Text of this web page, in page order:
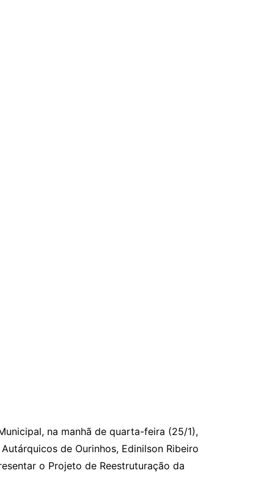
na manhã de quarta-feira (25/1),
de Ourinhos, Edinilson Ribeiro
o Projeto de Reestruturação da